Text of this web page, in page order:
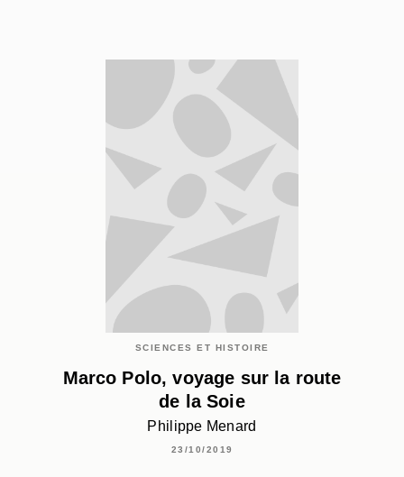
SCIENCES ET HISTOIRE
Marco Polo, voyage sur la route
de la Soie
Philippe Menard
23/10/2019